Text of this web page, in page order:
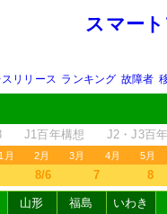
スマー
リリース ランキング 故障者
J1百年構想 J2・J3百
1月 2月 3月 4月 5月
8/6 7 8
山形 福島
いわき